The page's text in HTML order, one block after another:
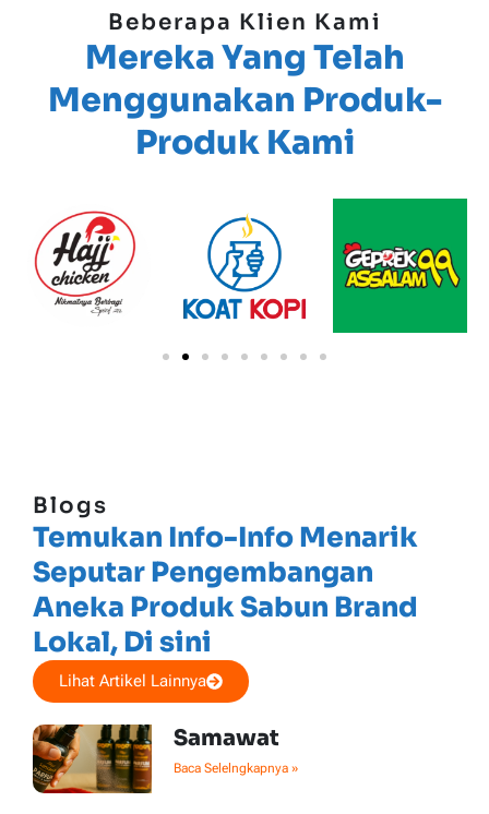
Beberapa Klien Kami
Mereka Yang Telah
Menggunakan Produk-
Produk Kami
Blogs
Temukan Info-Info Menarik
Seputar Pengembangan
Aneka Produk Sabun Brand
Lokal, Di sini
Lihat Artikel Lainnya
Samawat
Baca Selelngkapnya »